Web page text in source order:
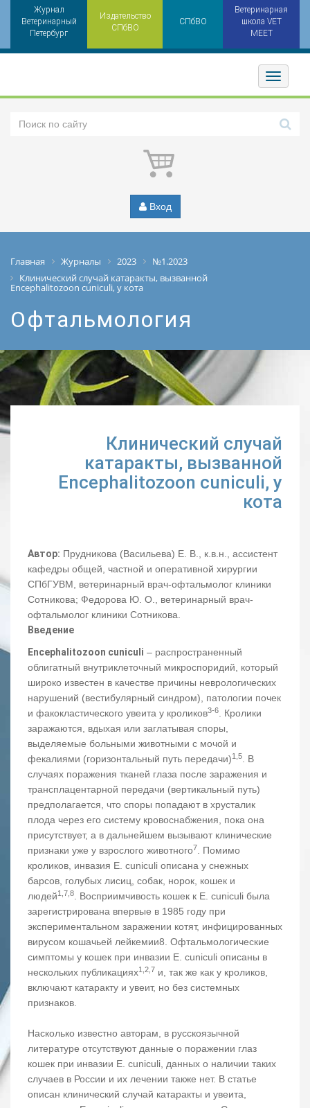
Журнал
Ветеринарный
Петербург
Издательство
СПбВО
СПбВО
Ветеринарная
школа VET
MEET
Toggler
Вход
Главная Журналы 2023
№1.2023
Клинический случай катаракты, вызванной
Encephalitozoon cuniculi, у кота
Офтальмология
Клинический случай
катаракты, вызванной
Encephalitozoon cuniculi, у
кота
Автор: Прудникова (Васильева) Е. В., к.в.н., ассистент
кафедры общей, частной и оперативной хирургии
СПбГУВМ, ветеринарный врач-офтальмолог клиники
Сотникова; Федорова Ю. О., ветеринарный врач-
офтальмолог клиники Сотникова.
Введение
Encephalitozoon cuniculi – распространенный
облигатный внутриклеточный микроспоридий, который
широко известен в качестве причины неврологических
нарушений (вестибулярный синдром), патологии почек
и факокластического увеита у кроликов3-6. Кролики
заражаются, вдыхая или заглатывая споры,
выделяемые больными животными с мочой и
фекалиями (горизонтальный путь передачи)1,5. В
случаях поражения тканей глаза после заражения и
трансплацентарной передачи (вертикальный путь)
предполагается, что споры попадают в хрусталик
плода через его систему кровоснабжения, пока она
присутствует, а в дальнейшем вызывают клинические
признаки уже у взрослого животного7. Помимо
кроликов, инвазия E. сuniculi описана у снежных
барсов, голубых лисиц, собак, норок, кошек и
людей1,7,8. Восприимчивость кошек к E. cuniculi была
зарегистрирована впервые в 1985 году при
экспериментальном заражении котят, инфицированных
вирусом кошачьей лейкемии8. Офтальмологические
симптомы у кошек при инвазии E. сuniculi описаны в
нескольких публикациях1,2,7 и, так же как у кроликов,
включают катаракту и увеит, но без системных
признаков.
Насколько известно авторам, в русскоязычной
литературе отсутствуют данные о поражении глаз
кошек при инвазии E. сuniculi, данных о наличии таких
случаев в России и их лечении также нет. В статье
описан клинический случай катаракты и увеита,